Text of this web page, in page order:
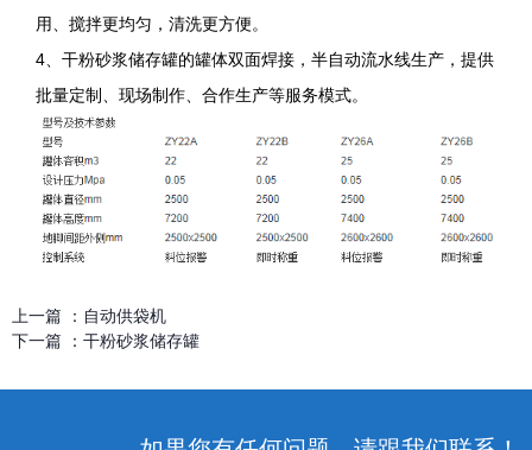
用、搅拌更均匀，清洗更方便。
4、干粉砂浆储存罐的罐体双面焊接，半自动流水线生产，提供
批量定制、现场制作、合作生产等服务模式。
上一篇 ： 自动供袋机
下一篇 ： 干粉砂浆储存罐